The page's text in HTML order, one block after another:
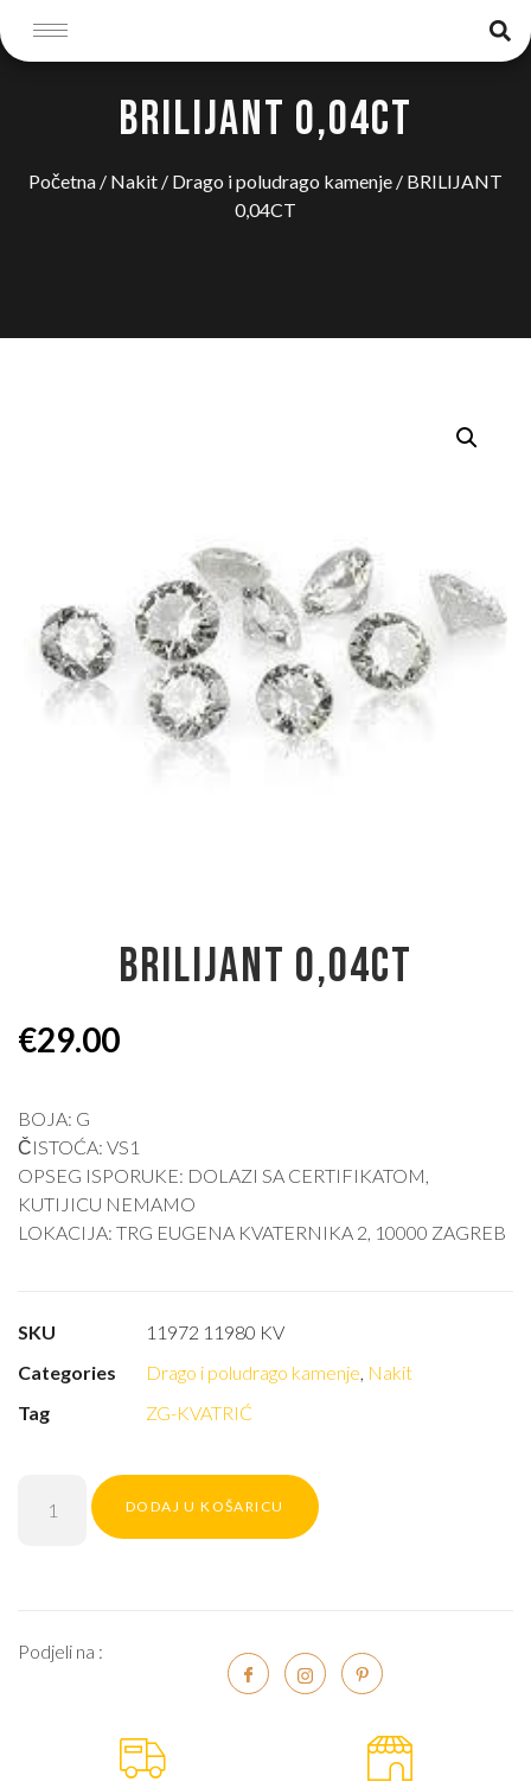
BRILIJANT 0,04CT
Početna / Nakit / Drago i poludrago kamenje / BRILIJANT
0,04CT
BRILIJANT 0,04CT
€29.00
BOJA: G
ČISTOĆA: VS1
OPSEG ISPORUKE: DOLAZI SA CERTIFIKATOM,
KUTIJICU NEMAMO
LOKACIJA: TRG EUGENA KVATERNIKA 2, 10000 ZAGREB
SKU
11972 11980 KV
Categories
Drago i poludrago kamenje Nakit
Tag
ZG-KVATRIĆ
DODAJ U KOŠARICU
Podjeli na :